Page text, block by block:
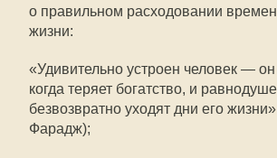
о правильном расходовании
жизни:
«Удивительно устроен человек — он
когда теряет богатство, и
безвозвратно уходят дни его
Фарадж);